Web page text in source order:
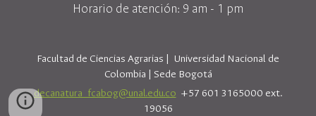
Horario de atención: 9 am - 1 pm
Facultad de Ciencias Agrarias | Universidad Nacional de
Colombia | Sede Bogotá
decanatura_fcabog@unal.edu.co +57 601 3165000 ext.
19056